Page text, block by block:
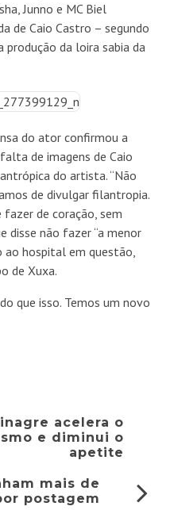
Junno e MC Biel
de Caio Castro – segundo
da loira sabia da
do ator confirmou a
de imagens de Caio
do artista. “Não
de divulgar filantropia.
de coração, sem
disse não fazer “a menor
ao hospital em questão,
de Xuxa.
que isso. Temos um novo
acelera o
e diminui o
apetite
mais de
postagem